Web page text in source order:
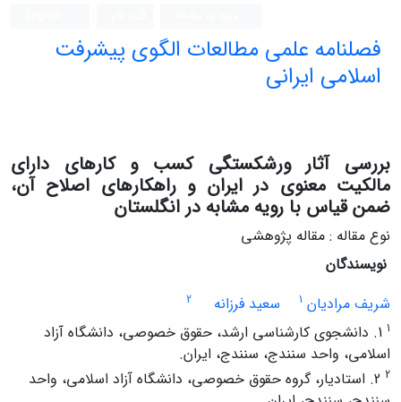
فصلنامه علمی مطالعات الگوی پیشرفت
اسلامی ایرانی
بررسی آثار ورشکستگی کسب و کارهای دارای
مالکیت معنوی در ایران و راهکارهای اصلاح آن،
ضمن قیاس با رویه مشابه در انگلستان
نوع مقاله : مقاله پژوهشی
نویسندگان
شریف مرادیان 1 سعید فرزانه
2
1
1. دانشجوی کارشناسی ارشد، حقوق خصوصی، دانشگاه آزاد
اسلامی، واحد سنندج، سنندج، ایران.
2
2. استادیار، گروه حقوق خصوصی، دانشگاه آزاد اسلامی، واحد